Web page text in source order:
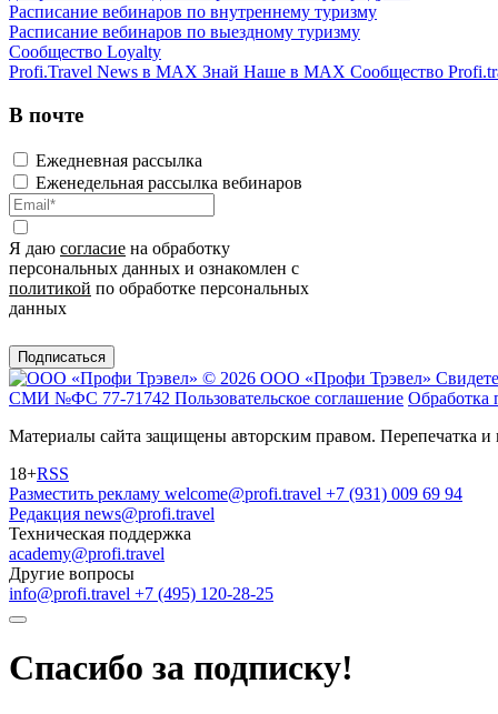
Расписание вебинаров по внутреннему туризму
Расписание вебинаров по выездному туризму
Сообщество Loyalty
Profi.Travel News в MAX Знай Наше в MAX Сообщество
В почте
Ежедневная рассылка
Еженедельная рассылка вебинаров
Я даю согласие на обработку
персональных данных и ознакомлен с
политикой по обработке персональных
данных
Подписаться
© 2026 ООО «Профи Трэвeл»
СМИ №ФС 77-71742 Пользовательское соглашение Обработка
Материалы сайта защищены авторским правом. Перепечатка
18+RSS
Разместить рекламу welcome@profi.travel +7 (931) 009 69 94
Редакция news@profi.travel
Техническая поддержка
academy@profi.travel
Другие вопросы
info@profi.travel +7 (495) 120-28-25
Спасибо за подписку!